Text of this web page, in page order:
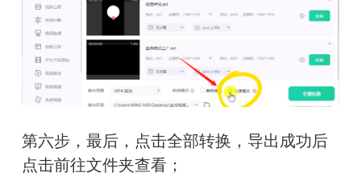
第六步， 最后，点击全部转换，导出成功后
点击前往文件夹查看；